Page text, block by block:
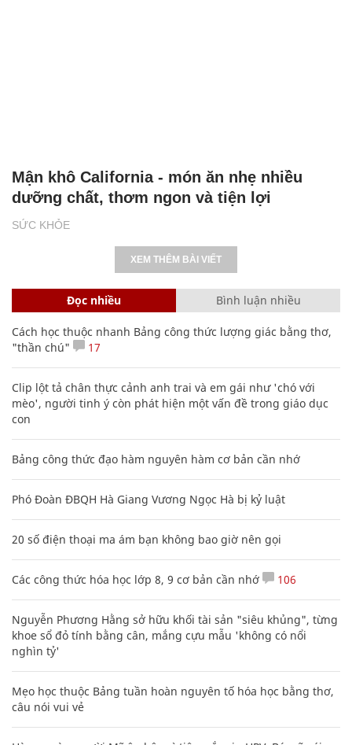
SỨC KHỎE
Mận khô California - món ăn nhẹ nhiều
dưỡng chất, thơm ngon và tiện lợi
XEM THÊM BÀI VIẾT
Đọc nhiều Bình luận nhiều
Cách học thuộc nhanh Bảng công thức lượng giác bằng thơ,
"thần chú"
17
Clip lột tả chân thực cảnh anh trai và em gái như 'chó với
mèo', người tinh ý còn phát hiện một vấn đề trong giáo dục
con
Bảng công thức đạo hàm nguyên hàm cơ bản cần nhớ
Phó Đoàn ĐBQH Hà Giang Vương Ngọc Hà bị kỷ luật
20 số điện thoại ma ám bạn không bao giờ nên gọi
Các công thức hóa học lớp 8, 9 cơ bản cần nhớ 106
Nguyễn Phương Hằng sở hữu khối tài sản "siêu khủng", từng
khoe sổ đỏ tính bằng cân, mắng cựu mẫu 'không có nổi
nghìn tỷ'
Mẹo học thuộc Bảng tuần hoàn nguyên tố hóa học bằng thơ,
câu nói vui vẻ